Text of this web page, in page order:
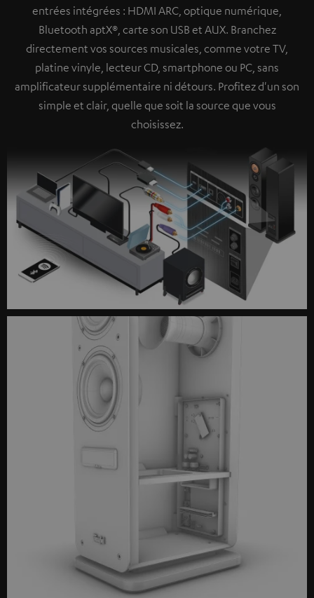
entrées intégrées : HDMI ARC, optique numérique,
Bluetooth aptX®, carte son USB et AUX. Branchez
directement vos sources musicales, comme votre TV,
platine vinyle, lecteur CD, smartphone ou PC, sans
amplificateur supplémentaire ni détours. Profitez d'un son
simple et clair, quelle que soit la source que vous
choisissez.